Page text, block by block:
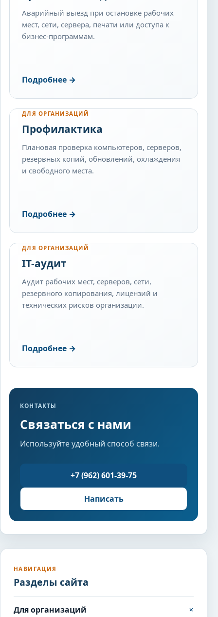
Аварийный выезд при остановке рабочих
мест, сети, сервера, печати или доступа к
бизнес-программам.
Подробнее →
ДЛЯ ОРГАНИЗАЦИЙ
Профилактика
Плановая проверка компьютеров, серверов,
резервных копий, обновлений, охлаждения
и свободного места.
Подробнее →
ДЛЯ ОРГАНИЗАЦИЙ
IT-аудит
Аудит рабочих мест, серверов, сети,
резервного копирования, лицензий и
технических рисков организации.
Подробнее →
КОНТАКТЫ
Связаться с нами
Используйте удобный способ связи.
+7 (962) 601-39-75
Написать
НАВИГАЦИЯ
Разделы сайта
Для организаций +